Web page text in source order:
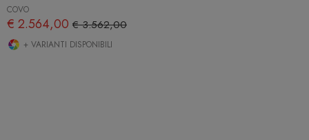
COVO
€ 2.564,00 € 3.562,00
+ VARIANTI DISPONIBILI